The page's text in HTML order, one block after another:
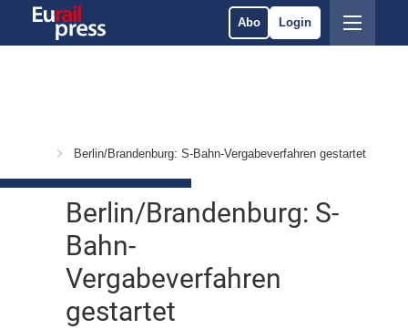
Abo Login
Berlin/Brandenburg: S-Bahn-Vergabeverfahren gestartet
Berlin/Brandenburg: S-
Bahn-
Vergabeverfahren
gestartet